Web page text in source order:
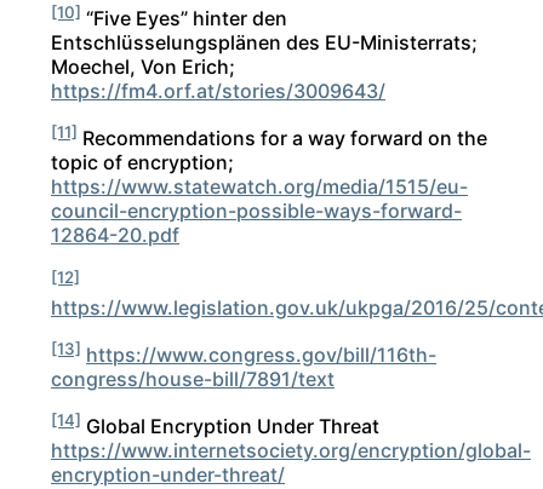
[10] “Five Eyes” hinter den
Entschlüsselungsplänen des EU-Ministerrats;
Moechel, Von Erich;
https://fm4.orf.at/stories/3009643/
[11] Recommendations for a way forward on the
topic of encryption;
https://www.statewatch.org/media/1515/eu-
council-encryption-possible-ways-forward-
12864-20.pdf
[12]
https://www.legislation.gov.uk/ukpga/2016/25/
[13] https://www.congress.gov/bill/116th-
congress/house-bill/7891/text
[14] Global Encryption Under Threat
https://www.internetsociety.org/encryption/global-
encryption-under-threat/